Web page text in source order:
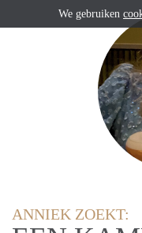
ANNIEK ZOEKT:
We gebruiken